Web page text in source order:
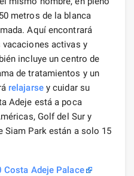
metros de la blanca
Aquí encontrará
activas y
incluye un centro de
de tratamientos y un
relajarsey cuidar su
Adeje está a poca
Golf del Sur y
Siam Park están a solo 15
Adeje Palace